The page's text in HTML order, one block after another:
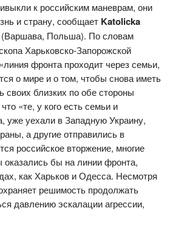
к российским маневрам, они
и страну, сообщает Katolicka
(Варшава, Польша). По словам
Харьковско-Запорожской
фронта проходит через семьи,
о мире и о том, чтобы снова иметь
своих близких по обе стороны
«те, у кого есть семьи и
уже уехали в Западную Украину,
а другие отправились в
российское вторжение, многие
оказались бы на линии фронта,
как Харьков и Одесса. Несмотря
решимость продолжать
давлению эскалации агрессии,